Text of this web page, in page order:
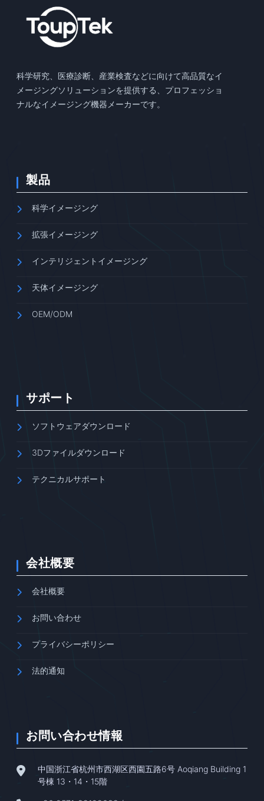
科学研究、医療診断、産業検査などに向けて高品質なイ
メージングソリューションを提供する、プロフェッショ
ナルなイメージング機器メーカーです。
製品
科学イメージング
拡張イメージング
インテリジェントイメージング
天体イメージング
OEM/ODM
サポート
ソフトウェアダウンロード
3Dファイルダウンロード
テクニカルサポート
会社概要
会社概要
お問い合わせ
プライバシーポリシー
法的通知
お問い合わせ情報
中国浙江省杭州市西湖区西園五路6号 Aoqiang Building 1
号棟 13・14・15階